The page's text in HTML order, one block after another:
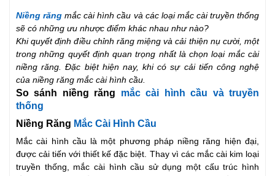
Niềng răng mắc cài hình cầu và các loại mắc cài truyền thống
sẽ có những ưu nhược điểm khác nhau như nào?
Khi quyết định điều chỉnh răng miệng và cải thiện nụ cười, một
trong những quyết định quan trọng nhất là chọn loại mắc cài
niềng răng.Đặc biệt hiện nay, khi có sự cải tiến công nghệ
của niềng răng mắc cài hình cầu.
So sánh niềng răng mắc cài hình cầu và truyền
thống
Niềng Răng Mắc Cài Hình Cầu
Mắc cài hình cầu là một phương pháp niềng răng hiện đại,
được cải tiến với thiết kế đặc biệt. Thay vì các mắc cài kim loại
truyền thống, mắc cài hình cầu sử dụng một cấu trúc hình